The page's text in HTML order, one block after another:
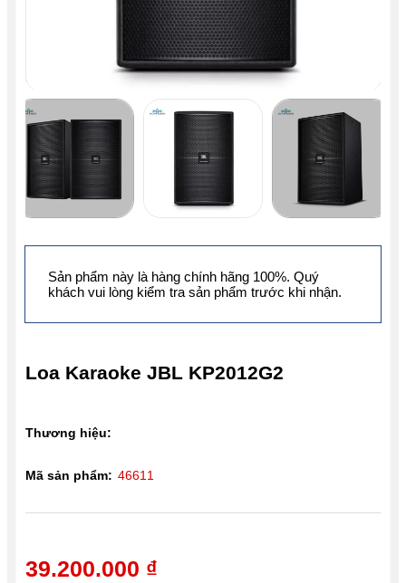
Loa Karaoke JBL KP2012G2
39.200.000 ₫
Thương hiệu:
Mã sản phẩm: 46611
Sản phẩm này là hàng chính hãng 100%. Quý
khách vui lòng kiểm tra sản phẩm trước khi nhận.